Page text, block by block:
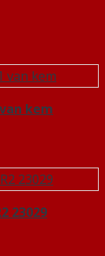
kem
23029